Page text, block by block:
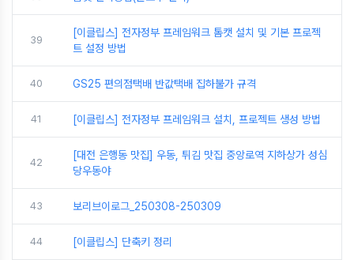
39
[이클립스] 전자정부 프레임워크 톰캣 설치 및 기본 프로젝
트 설정 방법
40 GS25 편의점택배 반값택배 집하불가 규격
41 [이클립스] 전자정부 프레임워크 설치, 프로젝트 생성 방법
42
[대전 은행동 맛집] 우동, 튀김 맛집 중앙로역 지하상가 성심
당우동야
43 보리브이로그_250308-250309
44 [이클립스] 단축키 정리